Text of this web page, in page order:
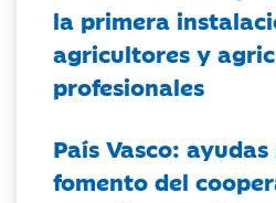
la primera
agricultores y
profesionales
País Vasco:
fomento del